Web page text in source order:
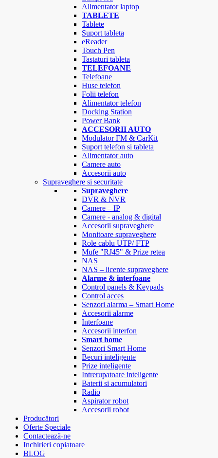
Alimentator laptop
TABLETE
Tablete
Suport tableta
eReader
Touch Pen
Tastaturi tableta
TELEFOANE
Telefoane
Huse telefon
Folii telefon
Alimentator telefon
Docking Station
Power Bank
ACCESORII AUTO
Modulator FM & CarKit
Suport telefon si tableta
Alimentator auto
Camere auto
Accesorii auto
Supraveghere si securitate
Supraveghere
DVR & NVR
Camere – IP
Camere - analog & digital
Accesorii supraveghere
Monitoare supraveghere
Role cablu UTP/ FTP
Mufe "RJ45" & Prize retea
NAS
NAS – licente supraveghere
Alarme & interfoane
Control panels & Keypads
Control acces
Senzori alarma – Smart Home
Accesorii alarme
Interfoane
Accesorii interfon
Smart home
Senzori Smart Home
Becuri inteligente
Prize inteligente
Intrerupatoare inteligente
Baterii si acumulatori
Radio
Aspirator robot
Accesorii robot
Producători
Oferte Speciale
Contactează-ne
Inchirieri copiatoare
BLOG